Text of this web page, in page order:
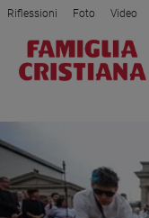
Attualità
Mondo
Economia
Legalità
Riflessioni Foto Video
Privacy Policy Chi siamo
Registrati Redazione